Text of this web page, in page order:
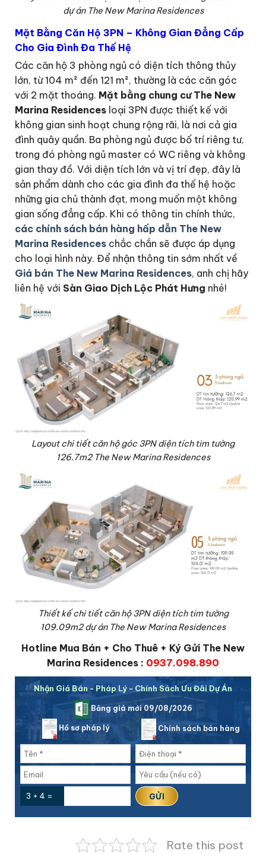
dự án The New Marina Residences
Mặt Bằng Căn Hộ 3PN – Không Gian Đẳng Cấp
Cho Gia Đình Đa Thế Hệ
Các căn hộ 3 phòng ngủ có diện tích thông thủy
lớn, từ 104 m² đến 121 m², thường là các căn góc
với 2 mặt thoáng. Mặt bằng chung cư The New
Marina Residences loại 3PN được thiết kế với
không gian sinh hoạt chung rộng rãi, là nơi cả gia
đình quây quần. Ba phòng ngủ được bố trí riêng tư,
trong đó phòng ngủ master có WC riêng và không
gian thay đồ. Với diện tích lớn và vị trí đẹp, đây là
sản phẩm dành cho các gia đình đa thế hệ hoặc
những gia chủ thành đạt, mong muốn một không
gian sống đẳng cấp. Khi có thông tin chính thức,
các chính sách bán hàng hấp dẫn The New
Marina Residences chắc chắn sẽ được áp dụng
cho loại hình này. Để nhận thông tin sớm nhất về
Giá bán The New Marina Residences, anh chị hãy
liên hệ với Sàn Giao Dịch Lộc Phát Hưng nhé!
Layout chi tiết căn hộ góc 3PN diện tích tim tường
126.7m2 The New Marina Residences
Thiết kế chi tiết căn hộ 3PN diện tích tim tường
109.09m2 dự án The New Marina Residences
Hotline Mua Bán + Cho Thuê + Ký Gửi The New
Marina Residences : 0937.098.890
Nhận Giá Bán - Pháp Lý - Chính Sách Ưu Đãi Dự Án
Bảng giá mới 09/08/2026
Hồ sơ pháp lý Chính sách bán hàng
3 + 4 =
Rate this post